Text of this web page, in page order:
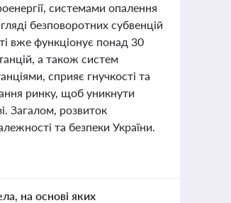
системами опалення
безповоротних субвенцій
вже функціонує понад 30
а також систем
сприяє гнучкості та
ринку, щоб уникнути
Загалом, розвиток
та безпеки України.
на основі яких